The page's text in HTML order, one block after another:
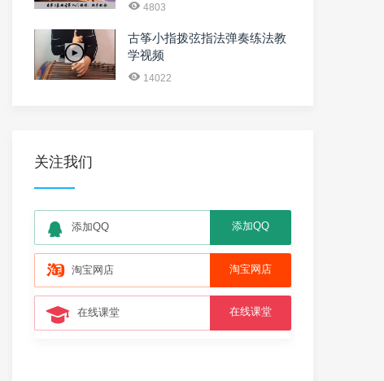
4803
古筝小指拨弦指法弹奏练法教
学视频
14022
关注我们
添加QQ 添加QQ
淘宝网店 淘宝网店
在线课堂 在线课堂